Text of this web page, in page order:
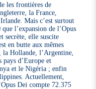
les frontières de
la France,
Mais c’est surtout
l’expansion de l’Opus
secrète, elle suscite
en butte aux mêmes
la Hollande, l’Argentine,
pays d’Europe et
et le Nigéria ; enfin
Actuellement,
Dei compte 72.375